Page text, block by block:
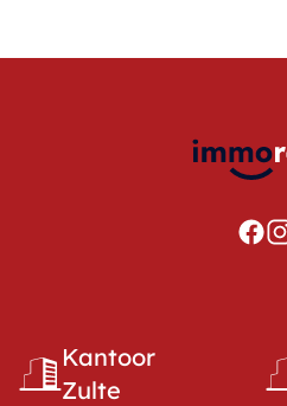
Kantoor
Zulte